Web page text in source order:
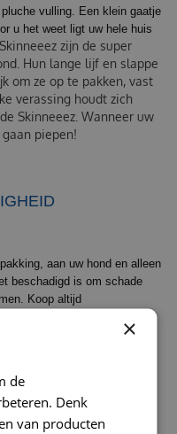
vulling. Een klein gaatje
u het weet ligt uw hele huis
zijn de super
Hun lange lijf en slappe
om ze op te pakken, vast
verassing houdt zich
Skinneeez. Wanneer uw
piepen!
aan uw hond en alleen
beschadigd is om schade
Koop altijd
formaat van uw hond. Dit is
×
de
Denk
van producten